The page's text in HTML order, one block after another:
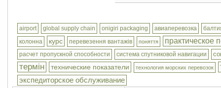
airport global supply chain onigiri packaging авиаперевозка
колонна
курс перевезення вантажів поняття практическое
расчет пропускной способности система спутниковой навигации
термін технические показатели технология морских перевозок
экспедиторское обслуживание